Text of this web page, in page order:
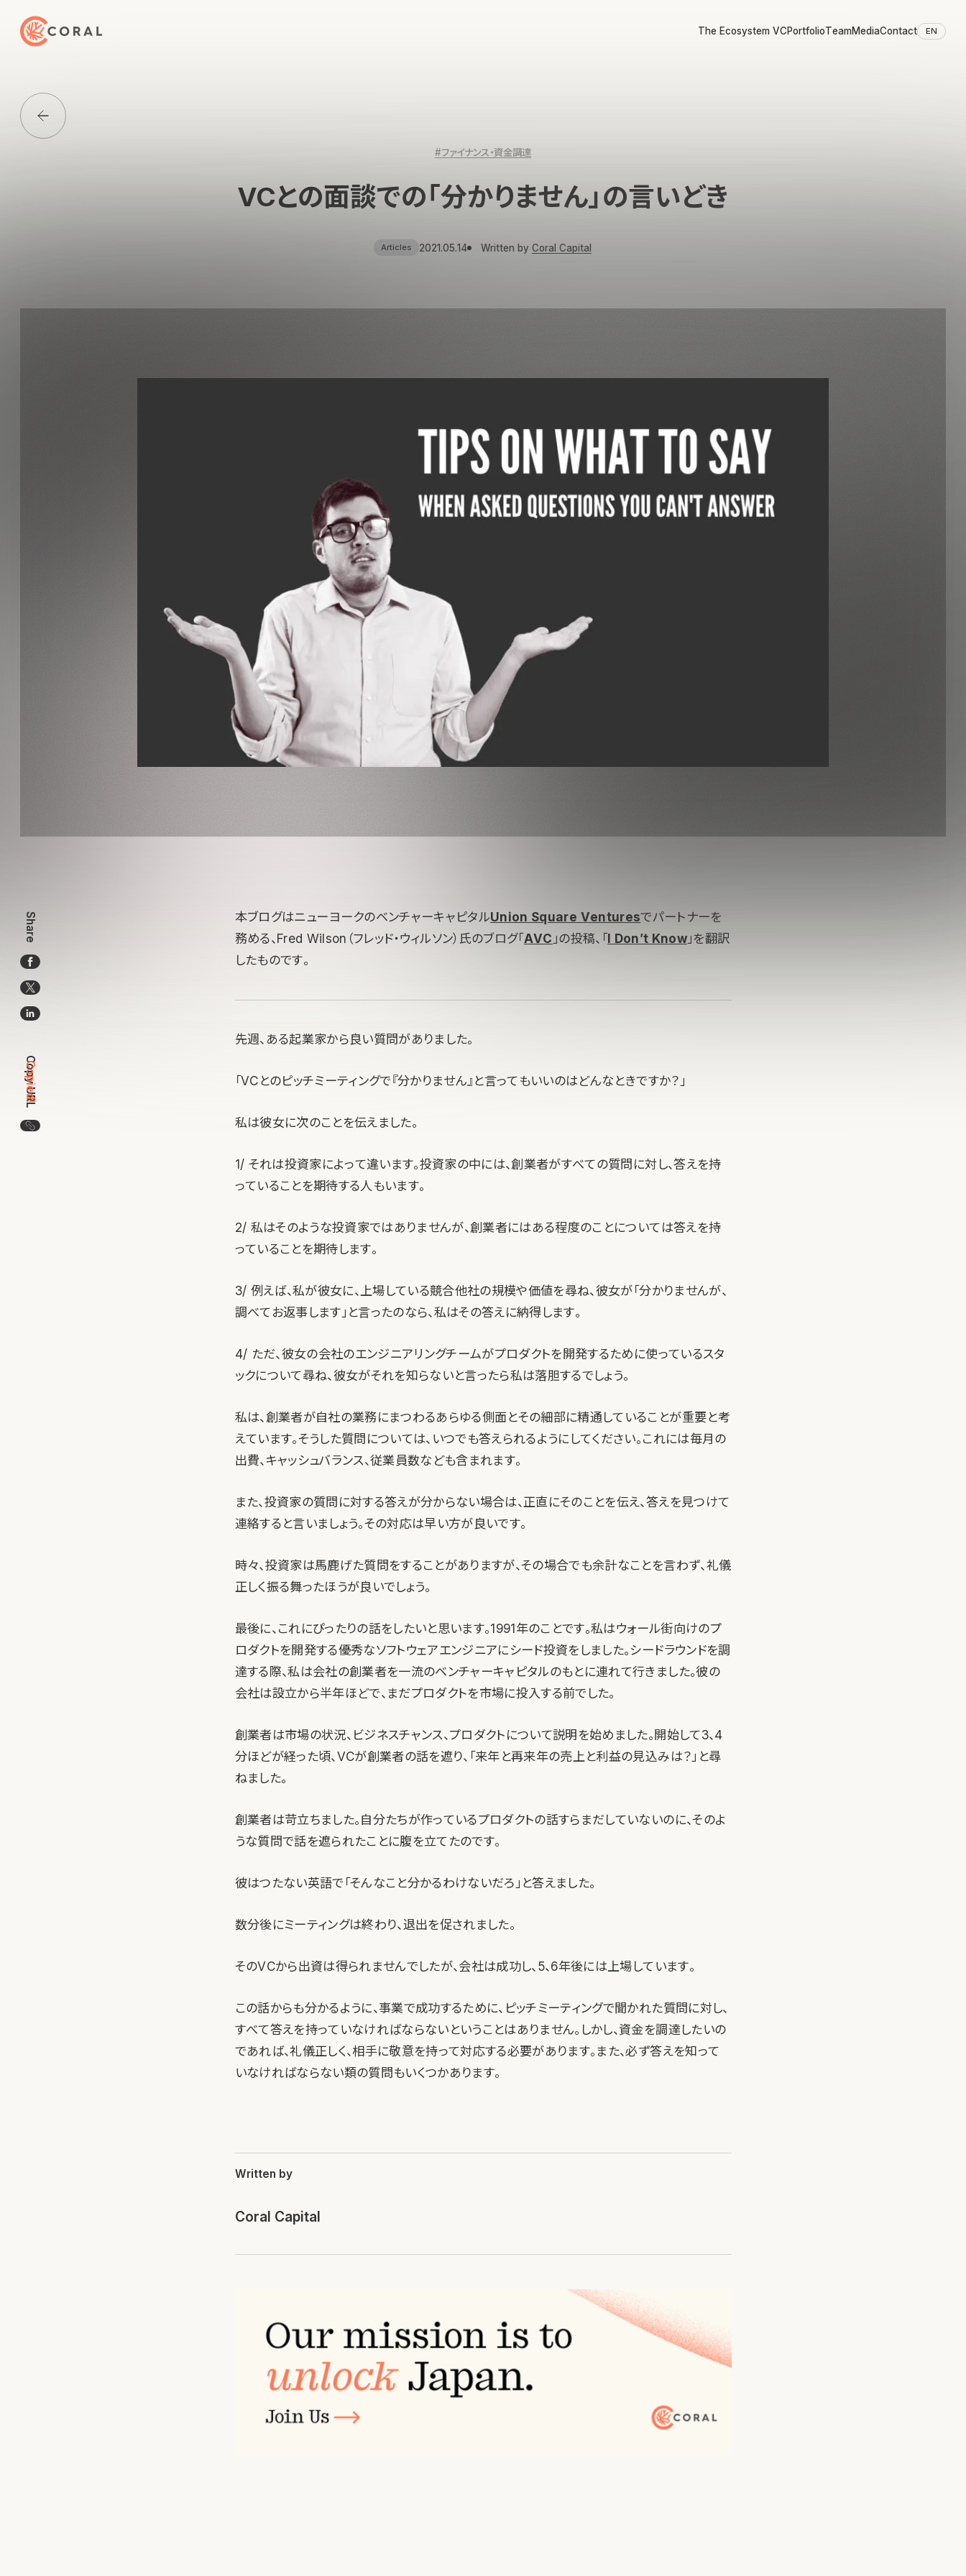
トップページへ戻る
The Ecosystem VCPortfolioTeamMediaContact EN
Media一覧に戻る
#ファイナンス・資金調達
VCとの面談での「分かりません」の言いどき
Articles 2021.05.14 Written byCoral Capital
Share
Copy URL
Copied!
この記事のURLをコピー
本ブログはニューヨークのベンチャーキャピタルUnion Square Venturesでパートナーを
務める、Fred Wilson（フレッド・ウィルソン）氏のブログ「AVC 」の投稿、「I Don’t Know 」を翻訳
したものです。
先週、ある起業家から良い質問がありました。
「VCとのピッチミーティングで『分かりません』と言ってもいいのはどんなときですか？」
私は彼女に次のことを伝えました。
1/ それは投資家によって違います。投資家の中には、創業者がすべての質問に対し、答えを持
っていることを期待する人もいます。
2/ 私はそのような投資家ではありませんが、創業者にはある程度のことについては答えを持
っていることを期待します。
3/ 例えば、私が彼女に、上場している競合他社の規模や価値を尋ね、彼女が「分かりませんが、
調べてお返事します」と言ったのなら、私はその答えに納得します。
4/ ただ、彼女の会社のエンジニアリングチームがプロダクトを開発するために使っているスタ
ックについて尋ね、彼女がそれを知らないと言ったら私は落胆するでしょう。
私は、創業者が自社の業務にまつわるあらゆる側面とその細部に精通していることが重要と考
えています。そうした質問については、いつでも答えられるようにしてください。これには毎月の
出費、キャッシュバランス、従業員数なども含まれます。
また、投資家の質問に対する答えが分からない場合は、正直にそのことを伝え、答えを見つけて
連絡すると言いましょう。その対応は早い方が良いです。
時々、投資家は馬鹿げた質問をすることがありますが、その場合でも余計なことを言わず、礼儀
正しく振る舞ったほうが良いでしょう。
最後に、これにぴったりの話をしたいと思います。1991年のことです。私はウォール街向けのプ
ロダクトを開発する優秀なソフトウェアエンジニアにシード投資をしました。シードラウンドを調
達する際、私は会社の創業者を一流のベンチャーキャピタルのもとに連れて行きました。彼の
会社は設立から半年ほどで、まだプロダクトを市場に投入する前でした。
創業者は市場の状況、ビジネスチャンス、プロダクトについて説明を始めました。開始して3、4
分ほどが経った頃、VCが創業者の話を遮り、「来年と再来年の売上と利益の見込みは？」と尋
ねました。
創業者は苛立ちました。自分たちが作っているプロダクトの話すらまだしていないのに、そのよ
うな質問で話を遮られたことに腹を立てたのです。
彼はつたない英語で「そんなこと分かるわけないだろ」と答えました。
数分後にミーティングは終わり、退出を促されました。
そのVCから出資は得られませんでしたが、会社は成功し、5、6年後には上場しています。
この話からも分かるように、事業で成功するために、ピッチミーティングで聞かれた質問に対し、
すべて答えを持っていなければならないということはありません。しかし、資金を調達したいの
であれば、礼儀正しく、相手に敬意を持って対応する必要があります。また、必ず答えを知って
いなければならない類の質問もいくつかあります。
Written by
Coral Capital